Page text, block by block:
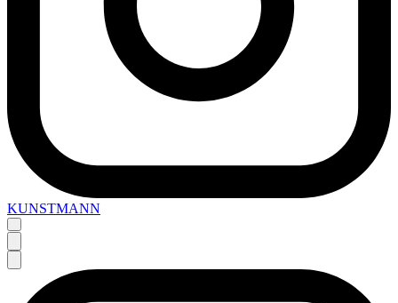
KUNSTMANN